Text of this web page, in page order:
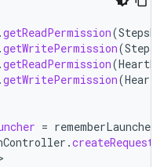
.getReadPermission(
.getWritePermission(
.getReadPermission(
.getWritePermission(
=
.